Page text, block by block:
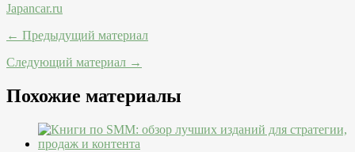
Japancar.ru
← Предыдущий материал
Следующий материал →
Похожие материалы